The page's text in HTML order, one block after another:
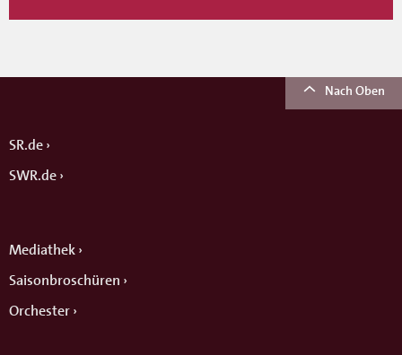
Nach Oben
SR.de
SWR.de
Mediathek
Saisonbroschüren
Orchester